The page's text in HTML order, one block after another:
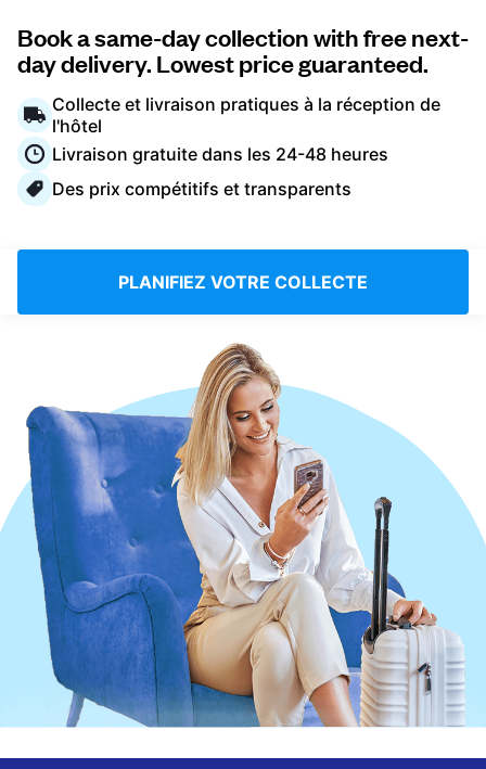
Pour les entreprises
Connectez-vous
Téléchargez notre application mobile
Suivez-nous
France FR
Book a same-day collection with free next-
day delivery. Lowest price guaranteed.
Collecte et livraison pratiques à la réception de
l'hôtel
Livraison gratuite dans les 24-48 heures
Des prix compétitifs et transparents
PLANIFIEZ VOTRE COLLECTE